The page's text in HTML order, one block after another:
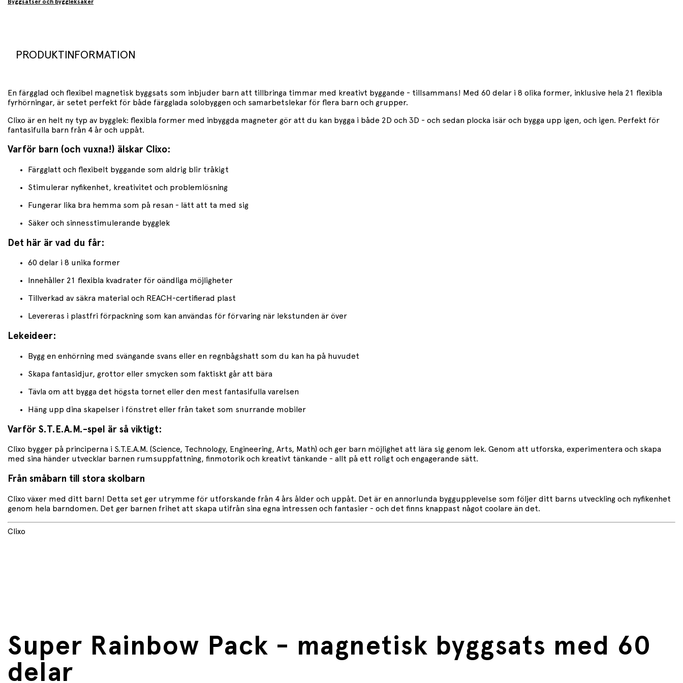
Byggsatser och byggleksaker
PRODUKTINFORMATION
En färgglad och flexibel magnetisk byggsats som inbjuder barn att tillbringa timmar med kreativt byggande - tillsammans! Med 60 delar i 8 olika former, inklusive hela 21 flexibla
fyrhörningar, är setet perfekt för både färgglada solobyggen och samarbetslekar för flera barn och grupper.
Clixo är en helt ny typ av bygglek: flexibla former med inbyggda magneter gör att du kan bygga i både 2D och 3D - och sedan plocka isär och bygga upp igen, och igen. Perfekt för
fantasifulla barn från 4 år och uppåt.
Varför barn (och vuxna!) älskar Clixo:
Färgglatt och flexibelt byggande som aldrig blir tråkigt
Stimulerar nyfikenhet, kreativitet och problemlösning
Fungerar lika bra hemma som på resan - lätt att ta med sig
Säker och sinnesstimulerande bygglek
Det här är vad du får:
60 delar i 8 unika former
Innehåller 21 flexibla kvadrater för oändliga möjligheter
Tillverkad av säkra material och REACH-certifierad plast
Levereras i plastfri förpackning som kan användas för förvaring när lekstunden är över
Lekeideer:
Bygg en enhörning med svängande svans eller en regnbågshatt som du kan ha på huvudet
Skapa fantasidjur, grottor eller smycken som faktiskt går att bära
Tävla om att bygga det högsta tornet eller den mest fantasifulla varelsen
Häng upp dina skapelser i fönstret eller från taket som snurrande mobiler
Varför S.T.E.A.M.-spel är så viktigt:
Clixo bygger på principerna i S.T.E.A.M. (Science, Technology, Engineering, Arts, Math) och ger barn möjlighet att lära sig genom lek. Genom att utforska, experimentera och skapa
med sina händer utvecklar barnen rumsuppfattning, finmotorik och kreativt tänkande - allt på ett roligt och engagerande sätt.
Från småbarn till stora skolbarn
Clixo växer med ditt barn! Detta set ger utrymme för utforskande från 4 års ålder och uppåt. Det är en annorlunda byggupplevelse som följer ditt barns utveckling och nyfikenhet
genom hela barndomen. Det ger barnen frihet att skapa utifrån sina egna intressen och fantasier - och det finns knappast något coolare än det.
Clixo
Super Rainbow Pack - magnetisk byggsats med 60
delar